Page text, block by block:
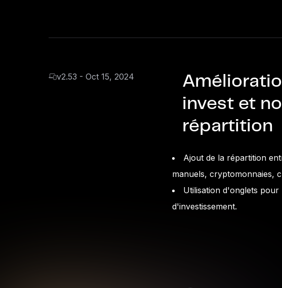
v2.53 - Oct 15, 2024
invest et
répartition
Ajout de la répartition
manuels, cryptomonnaies,
Utilisation d'onglets pour
d'investissement.